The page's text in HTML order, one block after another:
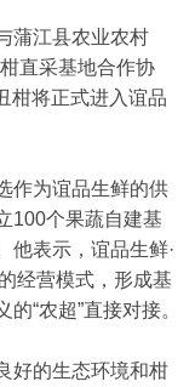
蒲江县农业农村
直采基地合作协
柑将正式进入谊品
作为谊品生鲜的供
100个果蔬自建基
他表示，谊品生鲜·
经营模式，形成基
“农超”直接对接。
好的生态环境和柑